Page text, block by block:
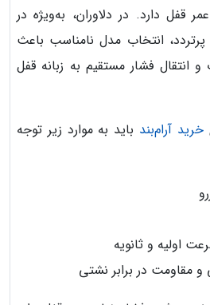
دارد. در دلاوران، به‌ویژه در
انتخاب مدل نامناسب باعث
فشار مستقیم به زبانه قفل
خرید آرام‌بند باید به موارد زیر توجه
اولیه و ثانویه
مقاومت در برابر نشتی